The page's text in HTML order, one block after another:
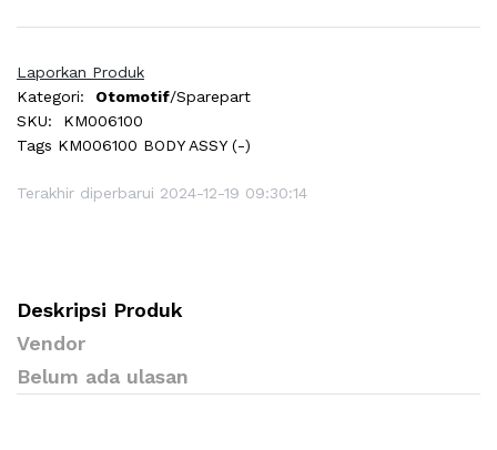
Laporkan Produk
Kategori:
Otomotif/Sparepart
SKU:
KM006100
Tags KM006100 BODY ASSY (-)
Terakhir diperbarui 2024-12-19 09:30:14
Deskripsi Produk
Vendor
Belum ada ulasan